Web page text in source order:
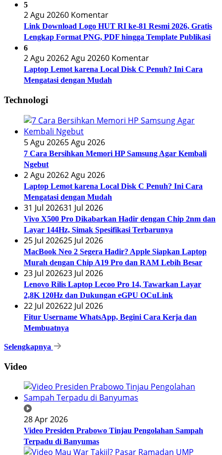
5
2 Agu 20260 Komentar
Link Download Logo HUT RI ke-81 Resmi 2026, Gratis
Lengkap Format PNG, PDF hingga Template Publikasi
6
2 Agu 20262 Agu 20260 Komentar
Laptop Lemot karena Local Disk C Penuh? Ini Cara
Mengatasi dengan Mudah
Technologi
5 Agu 20265 Agu 2026
7 Cara Bersihkan Memori HP Samsung Agar Kembali
Ngebut
2 Agu 20262 Agu 2026
Laptop Lemot karena Local Disk C Penuh? Ini Cara
Mengatasi dengan Mudah
31 Jul 202631 Jul 2026
Vivo X500 Pro Dikabarkan Hadir dengan Chip 2nm dan
Layar 144Hz, Simak Spesifikasi Terbarunya
25 Jul 202625 Jul 2026
MacBook Neo 2 Segera Hadir? Apple Siapkan Laptop
Murah dengan Chip A19 Pro dan RAM Lebih Besar
23 Jul 202623 Jul 2026
Lenovo Rilis Laptop Lecoo Pro 14, Tawarkan Layar
2,8K 120Hz dan Dukungan eGPU OCuLink
22 Jul 202622 Jul 2026
Fitur Username WhatsApp, Begini Cara Kerja dan
Membuatnya
Selengkapnya
Video
28 Apr 2026
Video Presiden Prabowo Tinjau Pengolahan Sampah
Terpadu di Banyumas